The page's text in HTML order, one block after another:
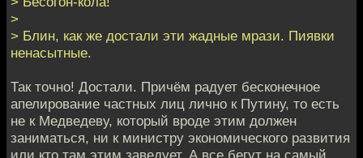
>
> Блин, как же достали эти жадные мрази. Пиявки
ненасытные.
Так точно! Достали. Причём радует бесконечное
апелирование частных лиц лично к Путину, то есть
не к Медведеву, который вроде этим должен
заниматься, ни к министру экономического развития